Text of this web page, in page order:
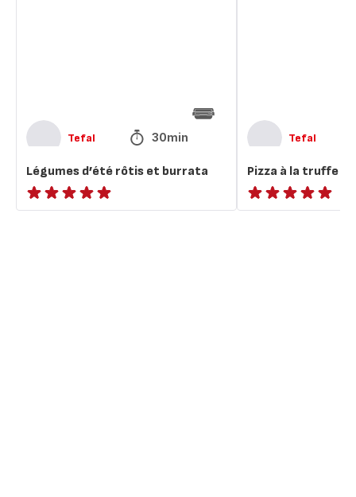
Tefal 30min
Légumes d’été rôtis et burrata
ratings.NaN
Tefal
Pizza à la truffe
ratings.NaN